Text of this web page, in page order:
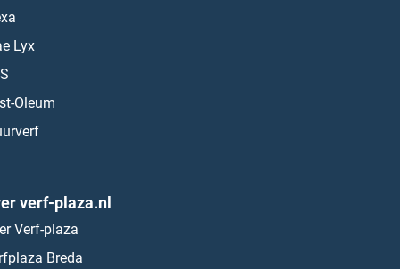
Lyx
Oleum
verf-plaza.nl
Verf-plaza
Breda